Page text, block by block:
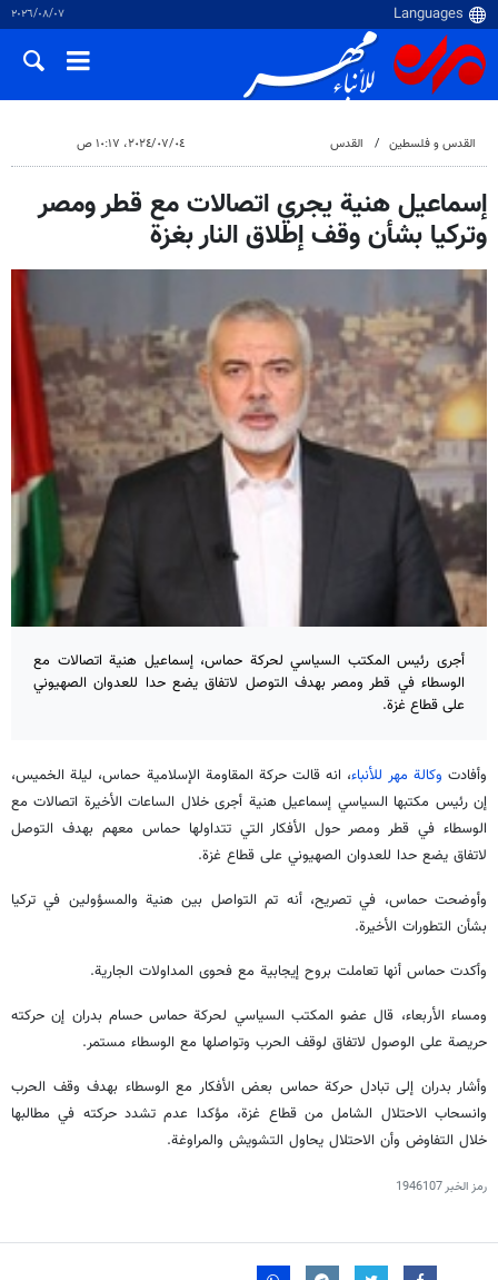
٠٧‏/٠٨‏/٢٠٢٦
القدس و فلسطین القدس ٠٤‏/٠٧‏/٢٠٢٤، ١٠:١٧ ص
إسماعيل هنية يجري اتصالات مع قطر ومصر
وتركيا بشأن وقف إطلاق النار بغزة
أجرى رئيس المكتب السياسي لحركة حماس، إسماعيل هنية اتصالات مع
الوسطاء في قطر ومصر بهدف التوصل لاتفاق يضع حدا للعدوان الصهيوني
على قطاع غزة.
وأفادت وكالة مهر للأنباء، انه قالت حركة المقاومة الإسلامية حماس، ليلة الخميس،
إن رئيس مكتبها السياسي إسماعيل هنية أجرى خلال الساعات الأخيرة اتصالات مع
الوسطاء في قطر ومصر حول الأفكار التي تتداولها حماس معهم بهدف التوصل
لاتفاق يضع حدا للعدوان الصهيوني على قطاع غزة.
وأوضحت حماس، في تصريح، أنه تم التواصل بين هنية والمسؤولين في تركيا
بشأن التطورات الأخيرة.
وأكدت حماس أنها تعاملت بروح إيجابية مع فحوى المداولات الجارية.
ومساء الأربعاء، قال عضو المكتب السياسي لحركة حماس حسام بدران إن حركته
حريصة على الوصول لاتفاق لوقف الحرب وتواصلها مع الوسطاء مستمر.
وأشار بدران إلى تبادل حركة حماس بعض الأفكار مع الوسطاء بهدف وقف الحرب
وانسحاب الاحتلال الشامل من قطاع غزة، مؤكدا عدم تشدد حركته في مطالبها
خلال التفاوض وأن الاحتلال يحاول التشويش والمراوغة.
رمز الخبر1946107